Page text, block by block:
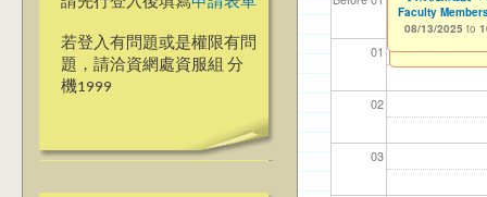
若登入有問題或是權限有問
題，請洽資網處資服組 分
機1999
01
02
03
整合系統～表單
03/27/2013 to
校區)
09/02/2019 to
11/12/2021to
07/31/2027
11/
04/
02/
03/
08/08/2025to
Faculty
08/13/2025 to